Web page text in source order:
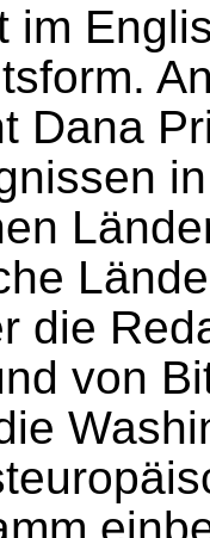
im
Dana
die
von